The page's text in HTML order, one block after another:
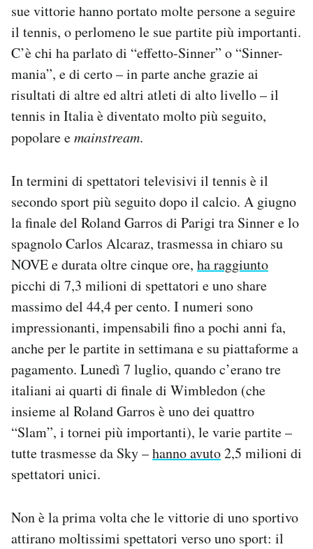
Notifiche mobile
Regala il Post
sue vittorie hanno portato molte persone a seguire
il tennis, o perlomeno le sue partite più importanti.
C’è chi ha parlato di “effetto-Sinner” o “Sinner-
mania”, e di certo – in parte anche grazie ai
risultati di altre ed altri atleti di alto livello – il
tennis in Italia è diventato molto più seguito,
popolare emainstream.
In termini di spettatori televisivi il tennis è il
secondo sport più seguito dopo il calcio. A giugno
la finale del Roland Garros di Parigi tra Sinner e lo
spagnolo Carlos Alcaraz, trasmessa in chiaro su
NOVE e durata oltre cinque ore, ha raggiunto
picchi di 7,3 milioni di spettatori e uno share
massimo del 44,4 per cento. I numeri sono
impressionanti, impensabili fino a pochi anni fa,
anche per le partite in settimana e su piattaforme a
pagamento. Lunedì 7 luglio, quando c’erano tre
italiani ai quarti di finale di Wimbledon (che
insieme al Roland Garros è uno dei quattro
“Slam”, i tornei più importanti), le varie partite –
tutte trasmesse da Sky –hanno avuto2,5 milioni di
spettatori unici.
Non è la prima volta che le vittorie di uno sportivo
attirano moltissimi spettatori verso uno sport: il